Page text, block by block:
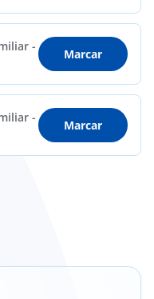
-
Marcar
-
Marcar